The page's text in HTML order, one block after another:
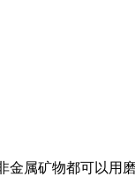
金属矿物都可以